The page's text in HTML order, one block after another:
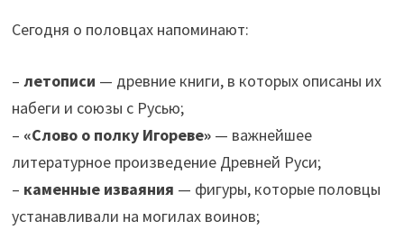
Сегодня о половцах напоминают:
– летописи — древние книги, в которых описаны их
набеги и союзы с Русью;
– «Слово о полку Игореве»— важнейшее
литературное произведение Древней Руси;
– каменные изваяния — фигуры, которые половцы
устанавливали на могилах воинов;